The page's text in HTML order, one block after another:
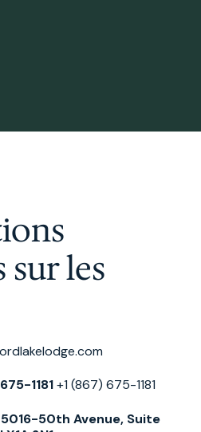
sur les
1181+1 (867) 675-1181
5016-50th Avenue, Suite